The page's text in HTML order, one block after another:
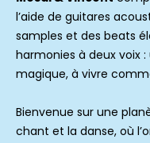
l’aide de guitares
samples et des beats
harmonies à deux voix
magique, à vivre
Bienvenue sur une
chant et la danse, où